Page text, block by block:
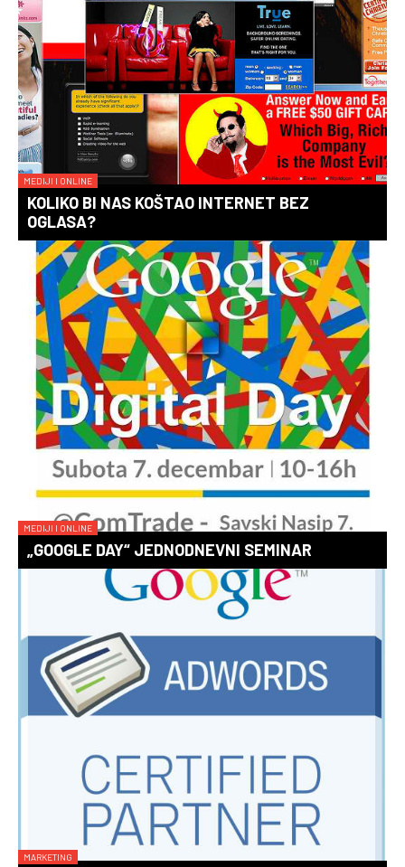
MEDIJI I ONLINE
KOLIKO BI NAS KOŠTAO INTERNET BEZ
OGLASA?
MEDIJI I ONLINE
„GOOGLE DAY“ JEDNODNEVNI SEMINAR
MARKETING